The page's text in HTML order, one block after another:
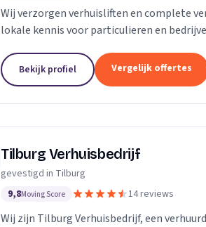
Wij verzorgen verhuisliften en complete
lokale kennis voor particulieren en
Bekijk profiel Vergelijk offertes
Tilburg Verhuisbedrijf
gevestigd in Tilburg
9,8Moving Score 14 reviews
Wij zijn Tilburg Verhuisbedrijf, een